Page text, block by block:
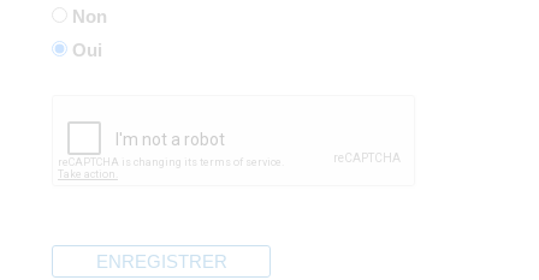
Non
Oui